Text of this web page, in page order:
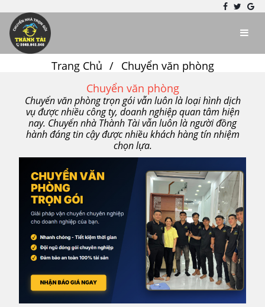
Trang Chủ
Chuyển văn phòng
Chuyển văn phòng
Chuyển văn phòng trọn gói vẫn luôn là loại hình dịch
vụ được nhiều công ty, doanh nghiệp quan tâm hiện
nay. Chuyển nhà Thành Tài vẫn luôn là người đồng
hành đáng tin cậy được nhiều khách hàng tín nhiệm
chọn lựa.